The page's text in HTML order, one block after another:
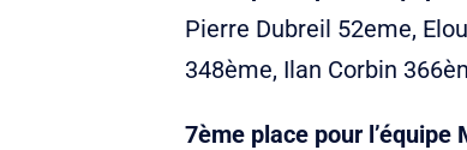
Pierre Dubreil 52eme,
348ème, Ilan Corbin
7ème place pour l’équipe